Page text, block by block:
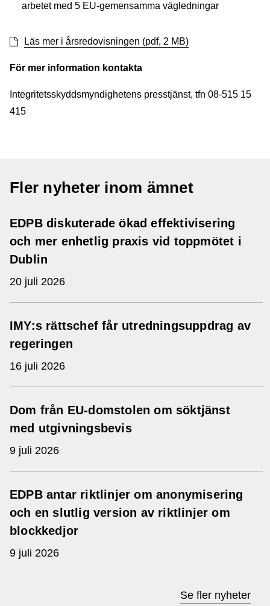
arbetet med 5 EU-gemensamma vägledningar
Läs mer i årsredovisningen (pdf, 2 MB)
För mer information kontakta
Integritetsskyddsmyndighetens presstjänst, tfn 08-515 15
415
Fler nyheter inom ämnet
EDPB diskuterade ökad effektivisering
och mer enhetlig praxis vid toppmötet i
Dublin
20 juli 2026
IMY:s rättschef får utredningsuppdrag av
regeringen
16 juli 2026
Dom från EU-domstolen om söktjänst
med utgivningsbevis
9 juli 2026
EDPB antar riktlinjer om anonymisering
och en slutlig version av riktlinjer om
blockkedjor
9 juli 2026
Se fler nyheter